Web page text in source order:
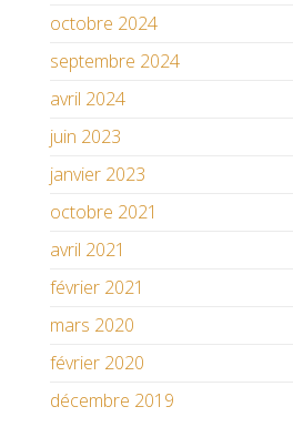
octobre 2024
septembre 2024
avril 2024
juin 2023
janvier 2023
octobre 2021
avril 2021
février 2021
mars 2020
février 2020
décembre 2019